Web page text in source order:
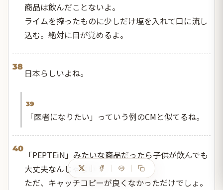
商品は飲んだことないよ。
ライムを搾ったものに少しだけ塩を入れて口に流し
込む。絶対に目が覚めるよ。
38
日本らしいよね。
39
「医者になりたい」っていう例のCMと似てるね。
40
「PEPTEiN」みたいな商品だったら子供が飲んでも
大丈夫なんじゃない？
ただ、キャッチコピーが良くなかっただけでしょ。